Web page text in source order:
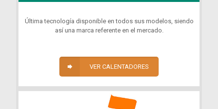
Última tecnología disponible en todos sus modelos, siendo
así una marca referente en el mercado.
VER CALENTADORES